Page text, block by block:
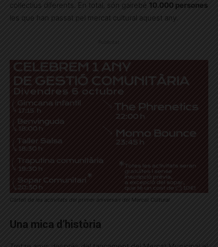
col·lectius diferents. En total, són gairebé 10.000 persones
les que han passat pel mercat cultural aquest any.
Cartell de les activitats del primer aniversari del Mercat Cultural
Una mica d’història